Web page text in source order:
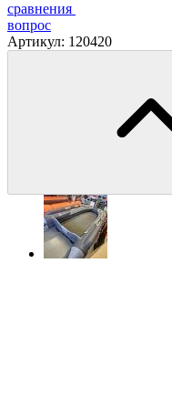
сравнения
вопрос
Артикул: 120420